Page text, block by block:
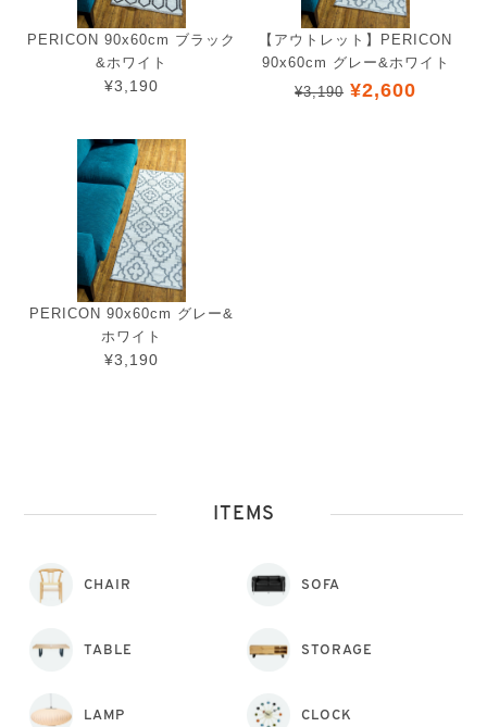
PERICON 90x60cm ブラック
&ホワイト
¥3,190
【アウトレット】PERICON
90x60cm グレー&ホワイト
¥3,190 ¥2,600
PERICON 90x60cm グレー&
ホワイト
¥3,190
ITEMS
CHAIR SOFA
TABLE STORAGE
LAMP CLOCK